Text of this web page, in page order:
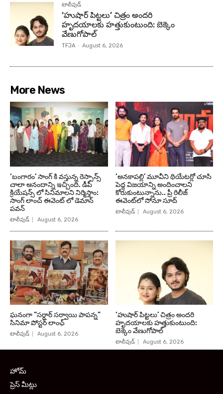
టాలీవుడ్
‘హుషార్‌ పిట్టలు’ చిత్రం అందరి
హృదయాలకు హత్తుకుంటుంది: బెక్కెం
వేణుగోపాల్‌
TFJA - August 6, 2026
More News
‘బంగారం’ సాంగ్ కి వస్తున్న రెస్పాన్స్
చాలా ఆనందాన్ని ఇచ్చింది. డీపీ
క్రియేషన్స్ లో సినిమాలని నిర్మిస్తాం:
సాంగ్ లాంచ్ ఈవెంట్ లో డెమాన్
పవన్
టాలీవుడ్ August 6, 2026
‘అనకాపల్లి’ మూవీని థియేటర్లో చూసి
పెద్ద విజయాన్ని అందించాలని
కోరుకుంటున్నాను.. ప్రీ రిలీజ్
ఈవెంట్‌లో సోనూ సూద్
టాలీవుడ్ August 6, 2026
ఘనంగా “సర్దార్ సర్వాయి పాపన్న”
సినిమా పోస్టర్ లాంఛ్
టాలీవుడ్ August 6, 2026
‘హుషార్‌ పిట్టలు’ చిత్రం అందరి
హృదయాలకు హత్తుకుంటుంది:
బెక్కెం వేణుగోపాల్‌
టాలీవుడ్ August 6, 2026
హోమ్
ప్రెస్ మీట్లు